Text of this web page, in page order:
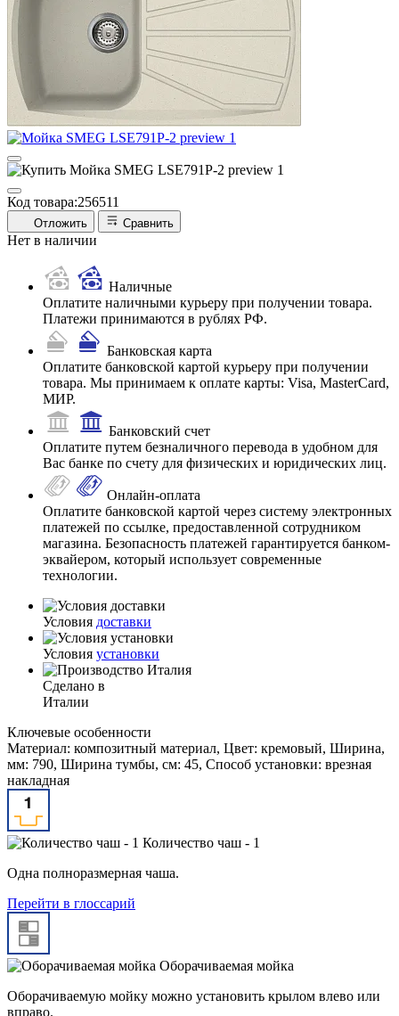
Код товара:256511
Отложить Сравнить
Нет в наличии
Наличные
Оплатите наличными курьеру при получении товара.
Платежи принимаются в рублях РФ.
Банковская карта
Оплатите банковской картой курьеру при получении
товара. Мы принимаем к оплате карты: Visa, MasterCard,
МИР.
Банковский счет
Оплатите путем безналичного перевода в удобном для
Вас банке по счету для физических и юридических лиц.
Онлайн-оплата
Оплатите банковской картой через систему электронных
платежей по ссылке, предоставленной сотрудником
магазина. Безопасность платежей гарантируется банком-
эквайером, который использует современные
технологии.
Условия доставки
Условия установки
Сделано в
Италии
Ключевые особенности
Материал: композитный материал, Цвет: кремовый, Ширина,
мм: 790, Ширина тумбы, см: 45, Способ установки: врезная
накладная
Количество чаш - 1
Одна полноразмерная чаша.
Перейти в глоссарий
Оборачиваемая мойка
Оборачиваемую мойку можно установить крылом влево или
вправо.